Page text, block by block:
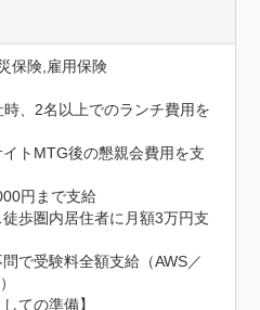
保険,雇用保険
、2名以上でのランチ費用を
トMTG後の懇親会費用を支
円まで支給
歩圏内居住者に月額3万円支
で受験料全額支給（AWS／
ての準備】